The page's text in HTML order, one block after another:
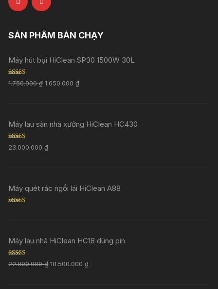
SẢN PHẨM BÁN CHẠY
Máy hút bụi HiClean SP30 1500W 30L
Rated 5.00
out of 5
1.750.000₫ 1.650.000₫
Máy lau sàn nhà xưởng HiClean HC430
Rated5.00
out of 5
23.000.000₫
Máy quét rác ngồi lái HiClean A88
Máy lau nhà HiClean HC18 dùng pin
Rated5.00
out of 5
22.000.000₫ 18.500.000₫